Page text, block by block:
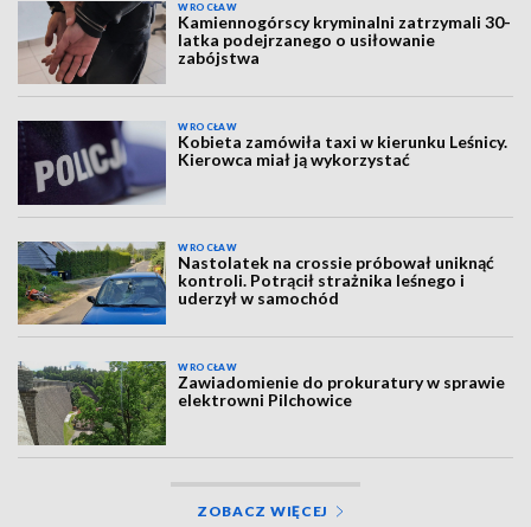
WROCŁAW
Kamiennogórscy kryminalni zatrzymali 30-
latka podejrzanego o usiłowanie
zabójstwa
WROCŁAW
Kobieta zamówiła taxi w kierunku Leśnicy.
Kierowca miał ją wykorzystać
WROCŁAW
Nastolatek na crossie próbował uniknąć
kontroli. Potrącił strażnika leśnego i
uderzył w samochód
WROCŁAW
Zawiadomienie do prokuratury w sprawie
elektrowni Pilchowice
ZOBACZ WIĘCEJ